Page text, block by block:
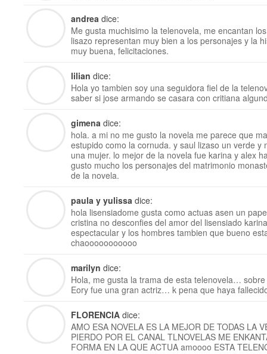
andrea dice:
Me gusta muchisimo la telenovela, me encantan
lisazo representan muy bien a los personajes y la
muy buena, felicitaciones.
lilian dice:
Hola yo tambien soy una seguidora fiel de la
saber si jose armando se casara con critiana
gimena dice:
hola. a mi no me gusto la novela me parece que
estupido como la cornuda. y saul lizaso un verde y
una mujer. lo mejor de la novela fue karina y alex
gusto mucho los personajes del matrimonio
de la novela.
paula y yulissa dice:
hola lisensiadome gusta como actuas asen un
cristina no desconfies del amor del lisensiado
espectacular y los hombres tambien que bueno
chaooooooooooo
marilyn dice:
Hola, me gusta la trama de esta telenovela…
Eory fue una gran actriz… k pena que haya
FLORENCIA dice:
AMO ESA NOVELA ES LA MEJOR DE TODAS LA
PIERDO POR EL CANAL TLNOVELAS ME
FORMA EN LA QUE ACTUA amoooo ESTA